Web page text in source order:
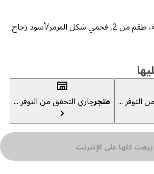
أسود زجاج
690
... متجرجاري التحقق من التوفر ...
كلها على الإنترنت